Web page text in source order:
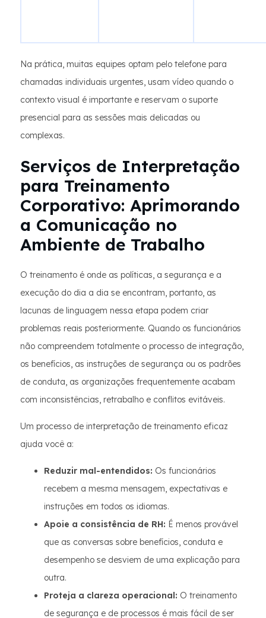
Na prática, muitas equipes optam pelo telefone para
chamadas individuais urgentes, usam vídeo quando o
contexto visual é importante e reservam o suporte
presencial para as sessões mais delicadas ou
complexas.
Serviços de Interpretação
para Treinamento
Corporativo: Aprimorando
a Comunicação no
Ambiente de Trabalho
O treinamento é onde as políticas, a segurança e a
execução do dia a dia se encontram, portanto, as
lacunas de linguagem nessa etapa podem criar
problemas reais posteriormente. Quando os funcionários
não compreendem totalmente o processo de integração,
os benefícios, as instruções de segurança ou os padrões
de conduta, as organizações frequentemente acabam
com inconsistências, retrabalho e conflitos evitáveis.
Um processo de interpretação de treinamento eficaz
ajuda você a:
Reduzir mal-entendidos: Os funcionários
recebem a mesma mensagem, expectativas e
instruções em todos os idiomas.
Apoie a consistência de RH: É menos provável
que as conversas sobre benefícios, conduta e
desempenho se desviem de uma explicação para
outra.
Proteja a clareza operacional: O treinamento
de segurança e de processos é mais fácil de ser